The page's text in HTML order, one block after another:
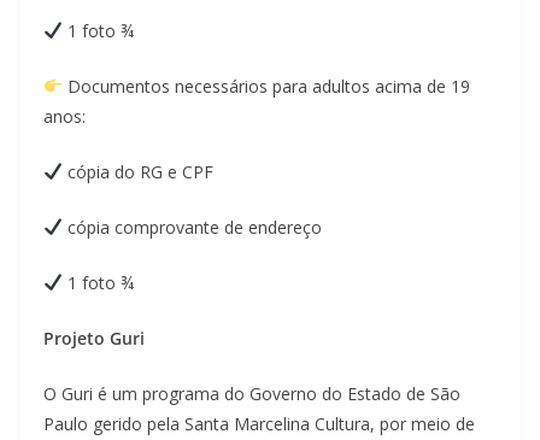
1 foto ¾
Documentos necessários para adultos acima de 19
anos:
cópia do RG e CPF
cópia comprovante de endereço
1 foto ¾
Projeto Guri
O Guri é um programa do Governo do Estado de São
Paulo gerido pela Santa Marcelina Cultura, por meio de